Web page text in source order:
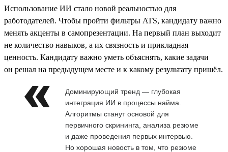
Использование ИИ стало новой реальностью для
работодателей. Чтобы пройти фильтры ATS, кандидату важно
менять акценты в самопрезентации. На первый план выходит
не количество навыков, а их связность и прикладная
ценность. Кандидату важно уметь объяснять, какие задачи
он решал на предыдущем месте и к какому результату пришёл.
Доминирующий тренд — глубокая
интеграция ИИ в процессы найма.
Алгоритмы станут основой для
первичного скрининга, анализа резюме
и даже проведения первых интервью.
Но хорошая новость в том, что резюме